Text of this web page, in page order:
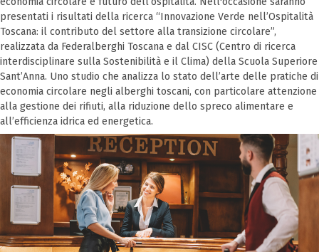
presentati i risultati della ricerca “Innovazione Verde nell’Ospitalità
Toscana: il contributo del settore alla transizione circolare”,
realizzata da Federalberghi Toscana e dal CISC (Centro di ricerca
interdisciplinare sulla Sostenibilità e il Clima) della Scuola Superiore
Sant’Anna. Uno studio che analizza lo stato dell’arte delle pratiche di
economia circolare negli alberghi toscani, con particolare attenzione
alla gestione dei rifiuti, alla riduzione dello spreco alimentare e
all’efficienza idrica ed energetica.